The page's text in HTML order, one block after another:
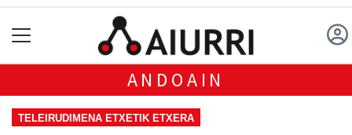
ANDOAIN
TELEIRUDIMENA ETXETIK ETXERA